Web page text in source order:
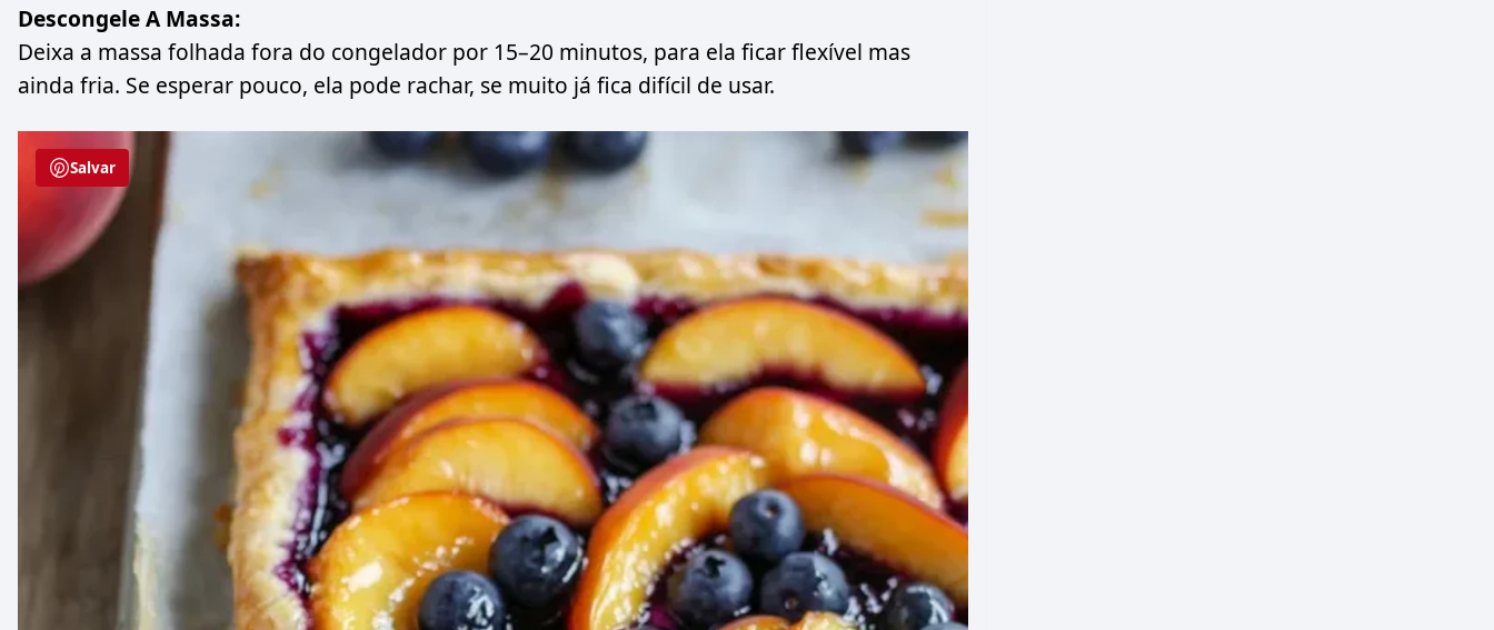
Descongele A Massa:
Deixa a massa folhada fora do congelador por 15–20 minutos, para ela ficar flexível mas
ainda fria. Se esperar pouco, ela pode rachar, se muito já fica difícil de usar.
Salvar